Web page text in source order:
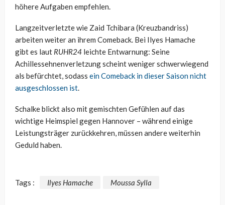
höhere Aufgaben empfehlen.
Langzeitverletzte wie Zaid Tchibara (Kreuzbandriss)
arbeiten weiter an ihrem Comeback. Bei Ilyes Hamache
gibt es laut RUHR24 leichte Entwarnung: Seine
Achillessehnenverletzung scheint weniger schwerwiegend
als befürchtet, sodass ein Comeback in dieser Saison nicht
ausgeschlossen ist.
Schalke blickt also mit gemischten Gefühlen auf das
wichtige Heimspiel gegen Hannover – während einige
Leistungsträger zurückkehren, müssen andere weiterhin
Geduld haben.
Tags : Ilyes Hamache Moussa Sylla